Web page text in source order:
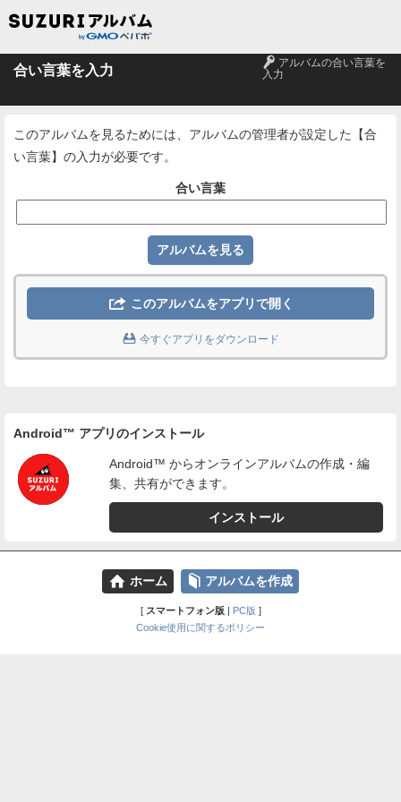
合い言葉を入力 🔑 アルバムの合い言葉を
入力
このアルバムを見るためには、アルバムの管理者が設定した【合
い言葉】の入力が必要です。
合い言葉
 このアルバムをアプリで開く
 今すぐアプリをダウンロード
Android™ アプリのインストール
Android™ からオンラインアルバムの作成・編
集、共有ができます。
インストール
⌂ ホーム 📕 アルバムを作成
[ スマートフォン版| PC版 ]
Cookie使用に関するポリシー